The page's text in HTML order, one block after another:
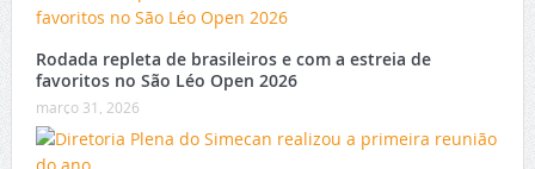
Rodada repleta de brasileiros e com a estreia de
favoritos no São Léo Open 2026
março 31, 2026